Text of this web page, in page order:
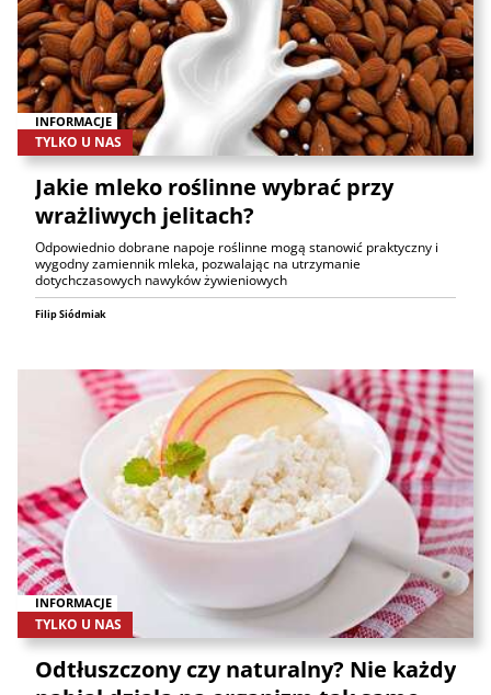
INFORMACJE
TYLKO U NAS
Jakie mleko roślinne wybrać przy
wrażliwych jelitach?
Odpowiednio dobrane napoje roślinne mogą stanowić praktyczny i
wygodny zamiennik mleka, pozwalając na utrzymanie
dotychczasowych nawyków żywieniowych
Filip Siódmiak
INFORMACJE
TYLKO U NAS
Odtłuszczony czy naturalny? Nie każdy